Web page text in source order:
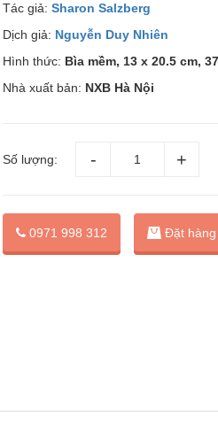
Tác giả:Sharon Salzberg
Dịch giả: Nguyễn Duy Nhiên
Hình thức: Bìa mềm, 13 x 20.5 cm,
Nhà xuất bản: NXB Hà Nội
Số lượng:
0971 998 312 Đặt hàng